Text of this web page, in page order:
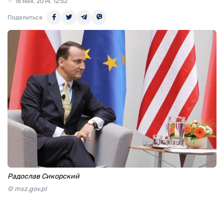
Поделиться
Радослав Сикорский
© msz.gov.pl